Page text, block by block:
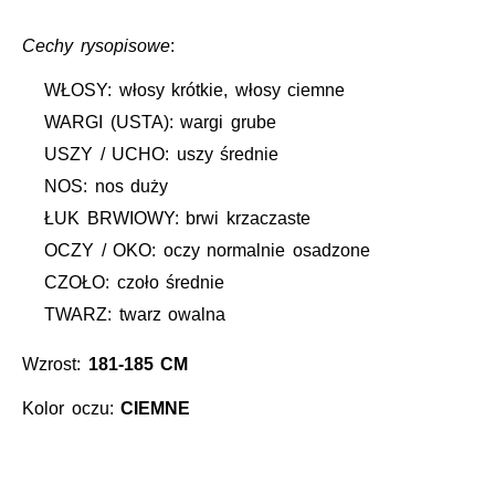
Cechy rysopisowe:
WŁOSY: włosy krótkie, włosy ciemne
WARGI (USTA): wargi grube
USZY / UCHO: uszy średnie
NOS: nos duży
ŁUK BRWIOWY: brwi krzaczaste
OCZY / OKO: oczy normalnie osadzone
CZOŁO: czoło średnie
TWARZ: twarz owalna
Wzrost: 181-185 CM
Kolor oczu:CIEMNE